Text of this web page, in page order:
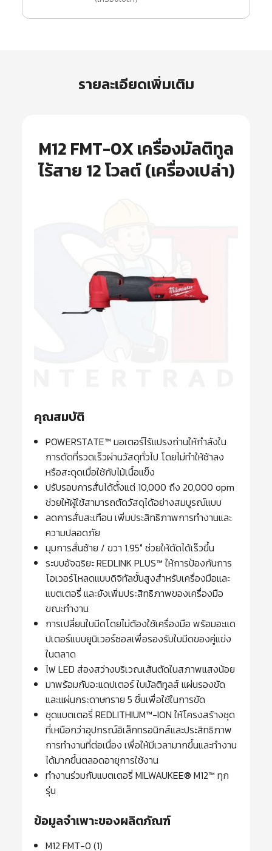
รายละเอียดเพิ่มเติม
M12 FMT-0X เครื่องมัลติทูล
ไร้สาย 12 โวลต์ (เครื่องเปล่า)
คุณสมบัติ
POWERSTATE™ มอเตอร์ไร้แปรงถ่านให้กำลังใน
การตัดที่รวดเร็วผ่านวัสดุทั่วไป โดยไม่ทำให้ช้าลง
หรือสะดุดเมื่อใช้กับไม้เนื้อแข็ง
ปรับรอบการสั่นได้ตั้งแต่ 10,000 ถึง 20,000 opm
ช่วยให้ผู้ใช้สามารถตัดวัสดุได้อย่างสมบูรณ์แบบ
ลดการสั่นสะเทือน เพิ่มประสิทธิภาพการทำงานและ
ความปลอดภัย
มุมการสั่นซ้าย / ขวา 1.95° ช่วยให้ตัดได้เร็วขึ้น
ระบบอัจฉริยะ REDLINK PLUS™ ให้การป้องกันการ
โอเวอร์โหลดแบบดิจิทัลขั้นสูงสำหรับเครื่องมือและ
แบตเตอรี่ และยังเพิ่มประสิทธิภาพของเครื่องมือ
ขณะทำงาน
การเปลี่ยนใบมีดโดยไม่ต้องใช้เครื่องมือ พร้อมอะแด
ปเตอร์แบบยูนิเวอร์ซอลเพื่อรองรับใบมีดของคู่แข่ง
ในตลาด
ไฟ LED ส่องสว่างบริเวณเส้นตัดในสภาพแสงน้อย
มาพร้อมกับอะแดปเตอร์ ใบมัลติทูลส์ แผ่นรองขัด
และแผ่นกระดาษทราย 5 ชิ้นเพื่อใช้ในการขัด
ชุดแบตเตอรี่ REDLITHIUM™-ION ให้โครงสร้างชุด
ที่เหนือกว่าอุปกรณ์อิเล็กทรอนิกส์และประสิทธิภาพ
การทำงานที่ต่อเนื่อง เพื่อให้มีเวลามากขึ้นและทำงาน
ได้มากขึ้นตลอดอายุการใช้งาน
ทำงานร่วมกับแบตเตอรี่ MILWAUKEE® M12™ ทุก
รุ่น
ข้อมูลจำเพาะของผลิตภัณฑ์
M12 FMT-0 (1)